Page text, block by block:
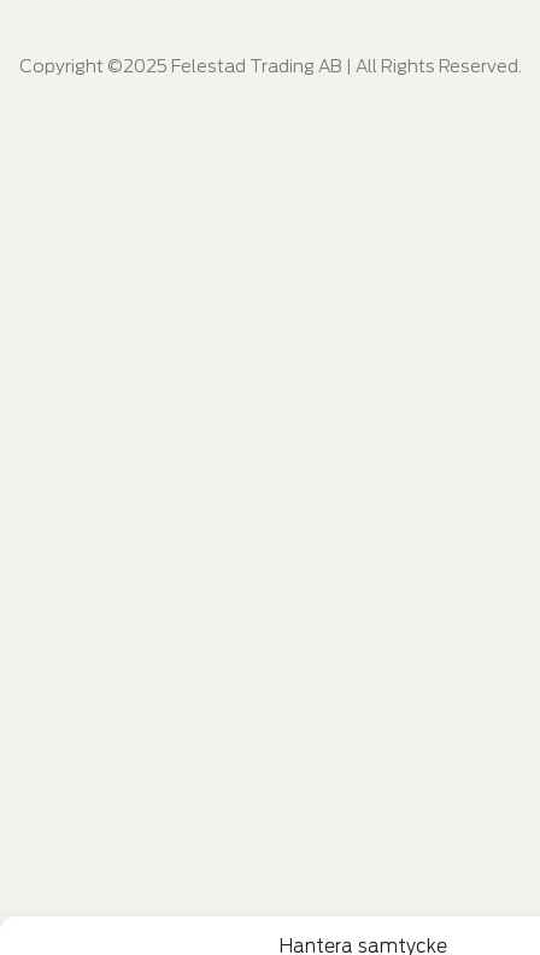
Hantera samtycke
Copyright ©2025 Felestad Trading AB | All Rights Reserved.